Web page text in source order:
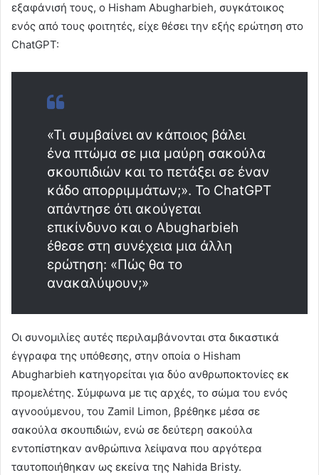
εξαφάνισή τους, ο Hisham Abugharbieh, συγκάτοικος
ενός από τους φοιτητές, είχε θέσει την εξής ερώτηση στο
ChatGPT:
«Τι συμβαίνει αν κάποιος βάλει
ένα πτώμα σε μια μαύρη σακούλα
σκουπιδιών και το πετάξει σε έναν
κάδο απορριμμάτων;». Το ChatGPT
απάντησε ότι ακούγεται
επικίνδυνο και ο Abugharbieh
έθεσε στη συνέχεια μια άλλη
ερώτηση: «Πώς θα το
ανακαλύψουν;»
Οι συνομιλίες αυτές περιλαμβάνονται στα δικαστικά
έγγραφα της υπόθεσης, στην οποία ο Hisham
Abugharbieh κατηγορείται για δύο ανθρωποκτονίες εκ
προμελέτης. Σύμφωνα με τις αρχές, το σώμα του ενός
αγνοούμενου, του Zamil Limon, βρέθηκε μέσα σε
σακούλα σκουπιδιών, ενώ σε δεύτερη σακούλα
εντοπίστηκαν ανθρώπινα λείψανα που αργότερα
ταυτοποιήθηκαν ως εκείνα της Nahida Bristy.